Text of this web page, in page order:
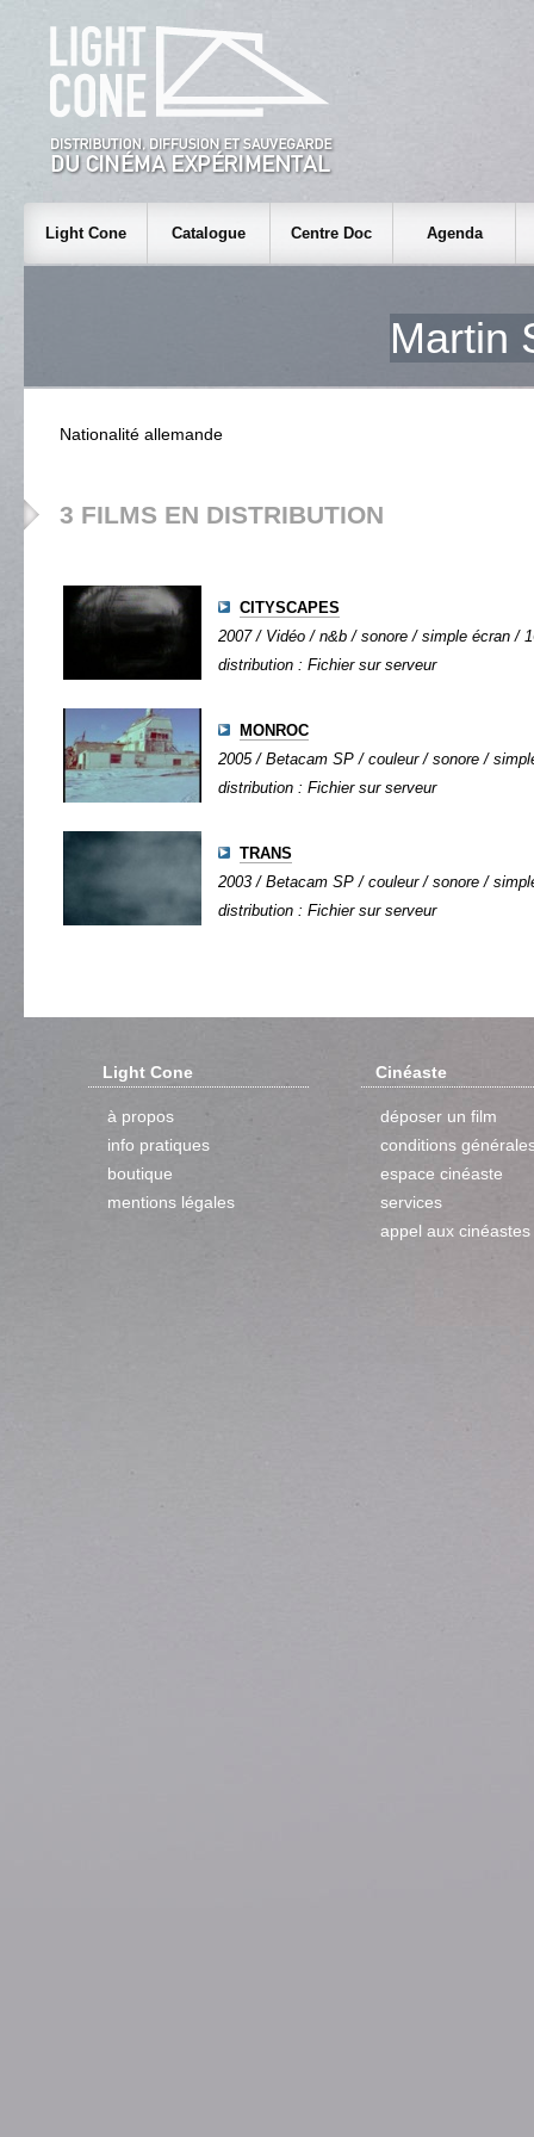
Light Cone Catalogue Centre Doc Agenda
Martin
Nationalité allemande
3 FILMS EN DISTRIBUTION
CITYSCAPES
2007 / Vidéo / n&b / sonore / simple écran /
distribution : Fichier sur serveur
MONROC
2005 / Betacam SP / couleur / sonore /
distribution : Fichier sur serveur
TRANS
2003 / Betacam SP / couleur / sonore /
distribution : Fichier sur serveur
Light Cone
à propos
info pratiques
boutique
mentions légales
Cinéaste
déposer un film
conditions
espace cinéaste
services
appel aux cinéastes